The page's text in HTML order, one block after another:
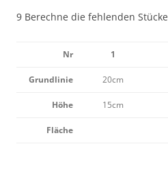
9 Berechne die fehlenden Stücke
Nr 1
Grundlinie 20cm
Höhe 15cm
Fläche